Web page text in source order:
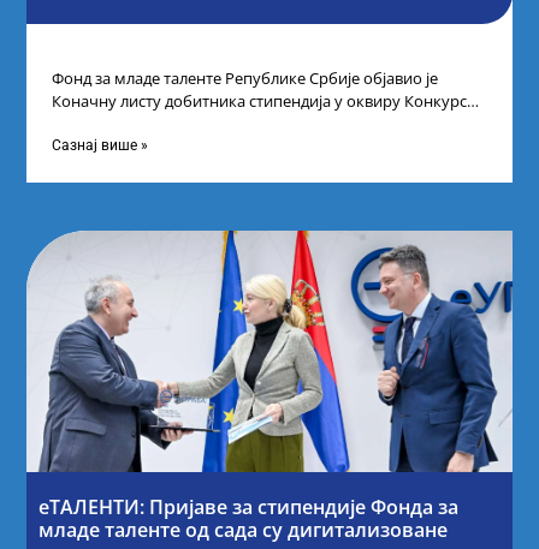
Фонд за младе таленте Републике Србије објавио је
Коначну листу добитника стипендија у оквиру Конкурса
Сазнај више »
еТАЛЕНТИ: Пријаве за стипендије Фонда за
младе таленте од сада су дигитализоване